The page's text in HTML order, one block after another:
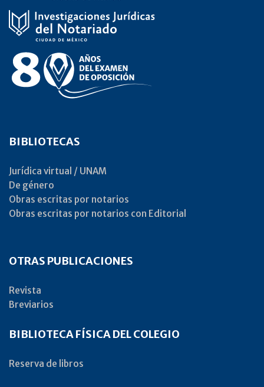
BIBLIOTECAS
Jurídica virtual / UNAM
De género
Obras escritas por notarios
Obras escritas por notarios con Editorial
OTRAS PUBLICACIONES
Revista
Breviarios
BIBLIOTECA FÍSICA DEL COLEGIO
Reserva de libros